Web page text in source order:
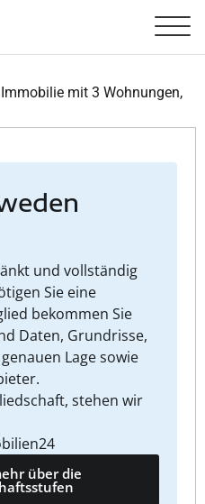
mit 3 Wohnungen,
und vollständig
Sie eine
bekommen Sie
Daten, Grundrisse,
Lage sowie
stehen wir
über die